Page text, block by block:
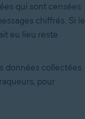
qui sont censées
chiffrés. Si le
eu lieu reste
données collectées
pour